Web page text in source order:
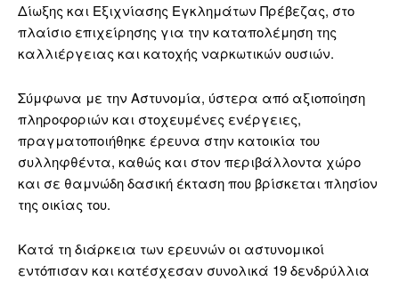
Δίωξης και Εξιχνίασης Εγκλημάτων Πρέβεζας, στο
πλαίσιο επιχείρησης για την καταπολέμηση της
καλλιέργειας και κατοχής ναρκωτικών ουσιών.
Σύμφωνα με την Αστυνομία, ύστερα από αξιοποίηση
πληροφοριών και στοχευμένες ενέργειες,
πραγματοποιήθηκε έρευνα στην κατοικία του
συλληφθέντα, καθώς και στον περιβάλλοντα χώρο
και σε θαμνώδη δασική έκταση που βρίσκεται πλησίον
της οικίας του.
Κατά τη διάρκεια των ερευνών οι αστυνομικοί
εντόπισαν και κατέσχεσαν συνολικά 19 δενδρύλλια